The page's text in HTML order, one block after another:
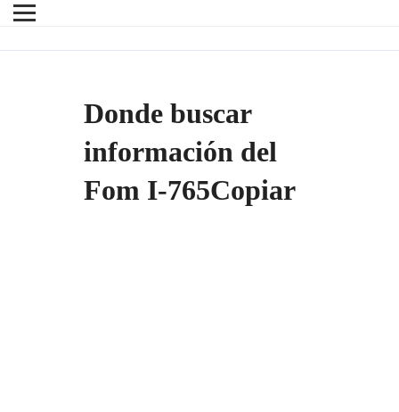
Donde buscar
información del
Fom I-765Copiar